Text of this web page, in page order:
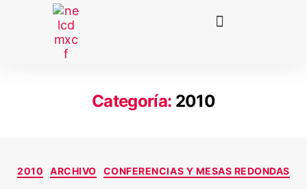
Categoría: 2010
2010 ARCHIVO CONFERENCIAS Y MESAS REDONDAS